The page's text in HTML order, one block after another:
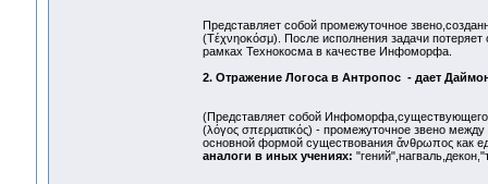
Представляет собой промежуточное
(Тέχνηоκόσμ). После исполнения задачи
рамках Технокосма в качестве Инфоморфа.
2. Отражение Логоса в Антропос - дает
(Представляет собой
(λόγος σπερματικός) - промежуточное звено
основной формой существования ἄνθρωπος как
аналоги в иных учениях: